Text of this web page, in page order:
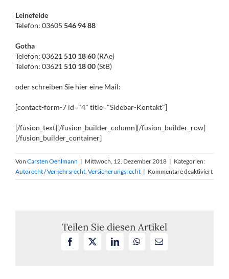
Leinefelde
Telefon: 03605 546 94 88
Gotha
Telefon: 03621 510 18 60 (RAe)
Telefon: 03621 510 18 00 (StB)
oder schreiben Sie hier eine Mail:
[contact-form-7 id="4" title="Sidebar-Kontakt"]
[/fusion_text][/fusion_builder_column][/fusion_builder_row]
[/fusion_builder_container]
Von Carsten Oehlmann | Mittwoch, 12. Dezember 2018 | Kategorien:
Autorecht / Verkehrsrecht, Versicherungsrecht | Kommentare deaktiviertfür
Teilen Sie diesen Artikel
Facebook LinkedInWhatsApp
E-